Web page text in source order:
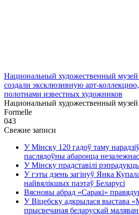
Национальный художественный
создали эксклюзивную арт-
полотнами известных художников
Национальный художественный
Formelle
043
Свежие записи
У Мінску 120 гадоў таму
паслядоўны абаронца
У Мінску прадставілі
У гэты дзень загінуў Янка
найвялікшых паэтаў Беларусі
Вясновы абрад «Саракі»
У Віцебску адкрылася выстава
прысвечаная беларускай